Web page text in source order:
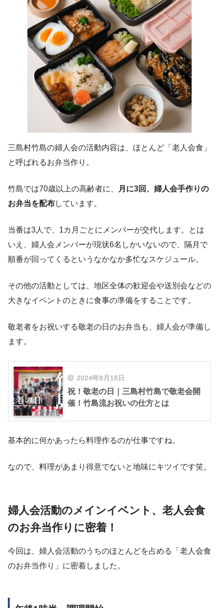
三島村竹島の婦人会の活動内容は、ほとんど「老人会食」
と呼ばれるお弁当作り。
竹島では70歳以上の高齢者に、
月に3回、婦人会手作りの
お弁当を配布しています。
当番は3人で、1カ月ごとにメンバーが交代します。とは
いえ、婦人会メンバーが現状6名しかいないので、隔月で
順番が回ってくるというなかなか多忙なスケジュール。
その他の活動としては、地区全体の歓迎会や送別会などの
大きなイベントのときに食事の準備をすることです。
敬老者をお祝いする敬老の日のお弁当も、婦人会が準備し
ます。
2024年9月18日
祝！敬老の日｜三島村竹島で敬老会開
催！竹島流お祝いの仕方とは
基本的に何かあったら料理作るのが仕事ですね。
なので、料理があまり得意でないと地味にキツイです笑。
婦人会活動のメインイベント、老人会食
のお弁当作りに密着！
今回は、婦人会活動のうちのほとんどを占める「老人会食
のお弁当作り」に密着しました。